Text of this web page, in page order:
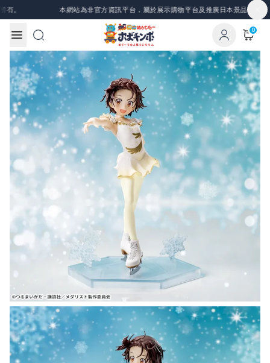
Skip to content本網站為非官方資訊平台，屬於展示購物平台及推廣日本景品、一番賞等
0